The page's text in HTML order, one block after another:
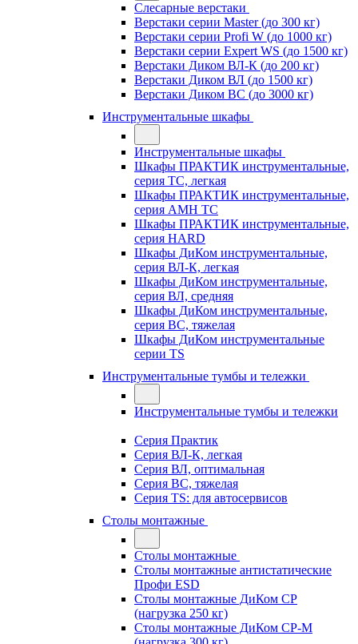
Слесарные верстаки
Верстаки серии Master (до 300 кг)
Верстаки серии Profi W (до 1000 кг)
Верстаки серии Expert WS (до 1500 кг)
Верстаки Диком ВЛ-К (до 200 кг)
Верстаки Диком ВЛ (до 1500 кг)
Верстаки Диком ВС (до 3000 кг)
Инструментальные шкафы
Инструментальные шкафы
Шкафы ПРАКТИК инструментальные,
серия TC, легкая
Шкафы ПРАКТИК инструментальные,
серия AMH TC
Шкафы ПРАКТИК инструментальные,
серия HARD
Шкафы ДиКом инструментальные,
cерия ВЛ-К, легкая
Шкафы ДиКом инструментальные,
серия ВЛ, средняя
Шкафы ДиКом инструментальные,
серия ВС, тяжелая
Шкафы ДиКом инструментальные
серии TS
Инструментальные тумбы и тележки
Инструментальные тумбы и тележки
Серия Практик
Серия ВЛ-К, легкая
Серия ВЛ, оптимальная
Серия ВС, тяжелая
Серия TS: для автосервисов
Столы монтажные
Столы монтажные
Столы монтажные антистатические
Профи ESD
Столы монтажные ДиКом СР
(нагрузка 250 кг)
Столы монтажные ДиКом СР-М